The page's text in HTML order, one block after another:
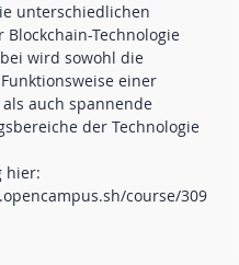
unterschiedlichen
Blockchain-Technologie
wird sowohl die
einer
als auch spannende
der Technologie
hier:
course/309